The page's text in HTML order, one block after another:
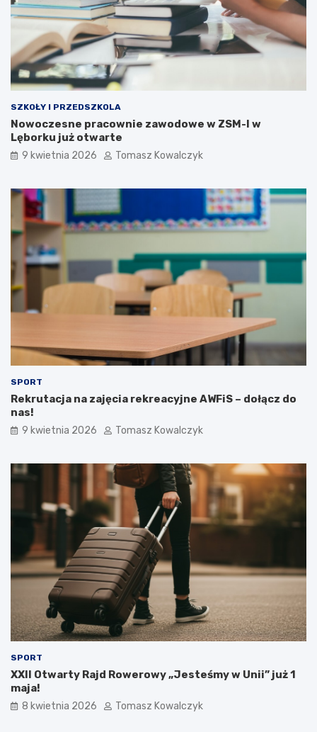
SZKOŁY I PRZEDSZKOLA
Nowoczesne pracownie zawodowe w ZSM-I w
Lęborku już otwarte
9 kwietnia 2026 Tomasz Kowalczyk
SPORT
Rekrutacja na zajęcia rekreacyjne AWFiS – dołącz do
nas!
9 kwietnia 2026 Tomasz Kowalczyk
SPORT
XXII Otwarty Rajd Rowerowy „Jesteśmy w Unii” już 1
maja!
8 kwietnia 2026 Tomasz Kowalczyk